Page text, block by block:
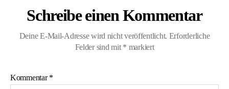
Schreibe einen Kommentar
Deine E-Mail-Adresse wird nicht veröffentlicht. Erforderliche
Felder sind mit * markiert
Kommentar*